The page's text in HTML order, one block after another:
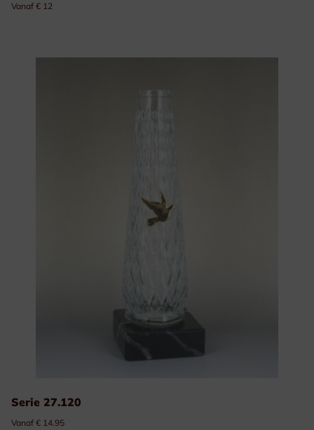
Vanaf € 12
Serie 27.120
Vanaf € 14.95